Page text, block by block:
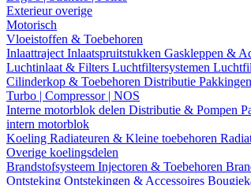
Exterieur overige
Motorisch
Vloeistoffen & Toebehoren
Inlaattraject Inlaatspruitstukken Gaskleppen &
Luchtinlaat & Filters Luchtfiltersystemen
Cilinderkop & Toebehoren Distributie
Turbo | Compressor | NOS
Interne motorblok delen Distributie & Pompen
intern motorblok
Koeling Radiateuren & Kleine toebehoren
Overige koelingsdelen
Brandstofsysteem Injectoren & Toebehoren
Ontsteking Ontstekingen & Accessoires